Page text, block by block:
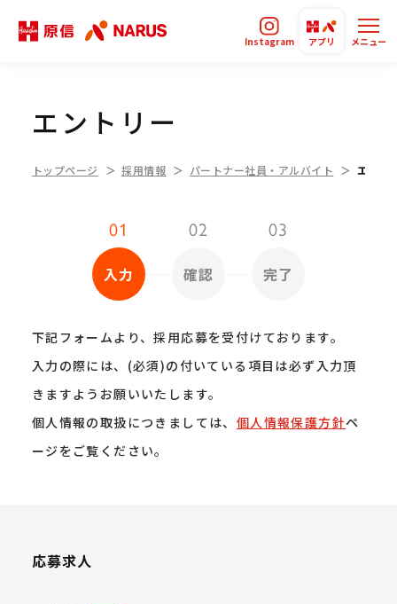
Instagram アプリ メニュー
エントリー
トップページ 採用情報 パートナー社員・アルバイト エント
01
入力
02
確認
03
完了
下記フォームより、採用応募を受付けております。
入力の際には、(必須)の付いている項目は必ず入力頂
きますようお願いいたします。
個人情報の取扱につきましては、 個人情報保護方針ペ
ージをご覧ください。
応募求人